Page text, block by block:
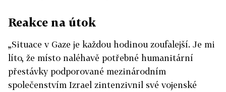
Reakce na útok
„Situace v Gaze je každou hodinou zoufalejší. Je mi
líto, že místo naléhavě potřebné humanitární
přestávky podporované mezinárodním
společenstvím Izrael zintenzivnil své vojenské